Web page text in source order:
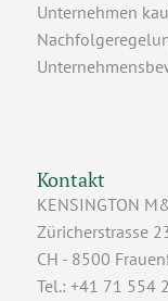
Unternehmen
Kontakt
KENSINGTON
Züricherstrasse
CH - 8500
Tel.: +41 71 554